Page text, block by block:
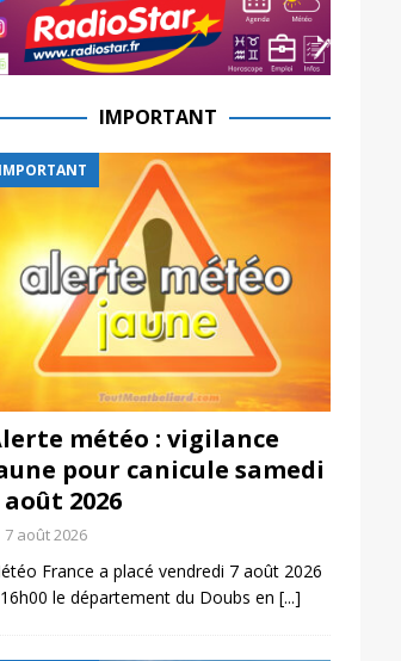
IMPORTANT
IMPORTANT
météo : vigilance
pour canicule samedi
août 2026
7 août 2026
France a placé vendredi 7 août 2026
le département du Doubs en [...]